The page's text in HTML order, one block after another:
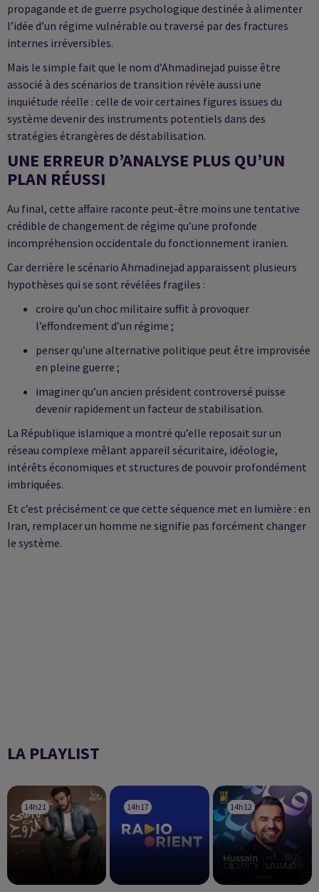
propagande et de guerre psychologique destinée à alimenter
l’idée d’un régime vulnérable ou traversé par des fractures
internes irréversibles.
Mais le simple fait que le nom d’Ahmadinejad puisse être
associé à des scénarios de transition révèle aussi une
inquiétude réelle : celle de voir certaines figures issues du
système devenir des instruments potentiels dans des
stratégies étrangères de déstabilisation.
UNE ERREUR D’ANALYSE PLUS QU’UN
PLAN RÉUSSI
Au final, cette affaire raconte peut-être moins une tentative
crédible de changement de régime qu’une profonde
incompréhension occidentale du fonctionnement iranien.
Car derrière le scénario Ahmadinejad apparaissent plusieurs
hypothèses qui se sont révélées fragiles :
croire qu’un choc militaire suffit à provoquer
l’effondrement d’un régime ;
penser qu’une alternative politique peut être improvisée
en pleine guerre ;
imaginer qu’un ancien président controversé puisse
devenir rapidement un facteur de stabilisation.
La République islamique a montré qu’elle reposait sur un
réseau complexe mêlant appareil sécuritaire, idéologie,
intérêts économiques et structures de pouvoir profondément
imbriquées.
Et c’est précisément ce que cette séquence met en lumière : en
Iran, remplacer un homme ne signifie pas forcément changer
le système.
LA PLAYLIST
14h21
14h21 14h17
14h17 14h12
14h12